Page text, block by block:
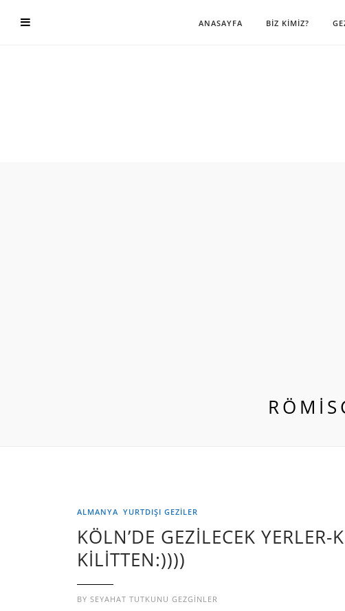
ANASAYFA BİZ KİMİZ?
ALMANYA YURTDIŞI GEZILER
KÖLN’DE GEZİLECEK
KILITTEN:))))
BY SEYAHAT TUTKUNU GEZGINLER